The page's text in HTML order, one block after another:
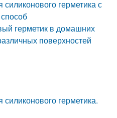
герметика с
герметик в домашних
поверхностей
герметика.